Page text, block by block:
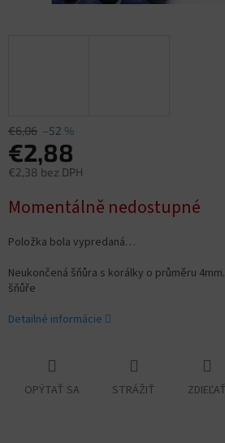
€6,06 –52 %
€2,88
€2,38 bez DPH
cena:
Momentálně nedostupné
Položka bola vypredaná…
Neukončená šňůra s korálky o průměru
šňůře
Detailné informácie
OPÝTAŤ SA STRÁŽIŤ ZDIEĽAŤ